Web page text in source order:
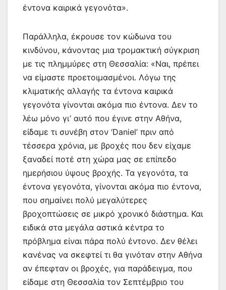
έντονα καιρικά γεγονότα».
Παράλληλα, έκρουσε τον κώδωνα του
κινδύνου, κάνοντας μια τρομακτική σύγκριση
με τις πλημμύρες στη Θεσσαλία: «Ναι, πρέπει
να είμαστε προετοιμασμένοι. Λόγω της
κλιματικής αλλαγής τα έντονα καιρικά
γεγονότα γίνονται ακόμα πιο έντονα. Δεν το
λέω μόνο γι’ αυτό που έγινε στην Αθήνα,
είδαμε τι συνέβη στον ‘Daniel’ πριν από
τέσσερα χρόνια, με βροχές που δεν είχαμε
ξαναδεί ποτέ στη χώρα μας σε επίπεδο
ημερήσιου ύψους βροχής. Τα γεγονότα, τα
έντονα γεγονότα, γίνονται ακόμα πιο έντονα,
που σημαίνει πολύ μεγαλύτερες
βροχοπτώσεις σε μικρό χρονικό διάστημα. Και
ειδικά στα μεγάλα αστικά κέντρα το
πρόβλημα είναι πάρα πολύ έντονο. Δεν θέλει
κανένας να σκεφτεί τι θα γινόταν στην Αθήνα
αν έπεφταν οι βροχές, για παράδειγμα, που
είδαμε στη Θεσσαλία τον Σεπτέμβριο του